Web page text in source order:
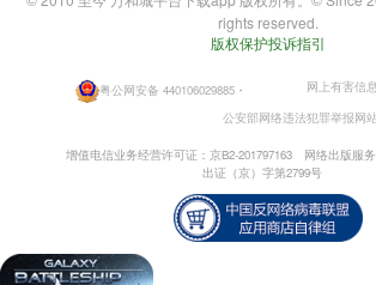
rights reserved.
版权保护投诉指引
粤公网安备 440106029885・
网上有害信
公安部网络违法犯罪举报网
增值电信业务经营许可证：京B2-201797163
网络出版服
出证（京）字第2799号